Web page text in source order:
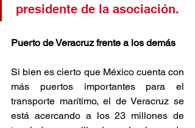
presidente de la asociación.
Puerto de Veracruz frente a los demás
Si bien es cierto que México cuenta con
más puertos importantes para el
transporte marítimo, el de Veracruz se
está acercando a los 23 millones de